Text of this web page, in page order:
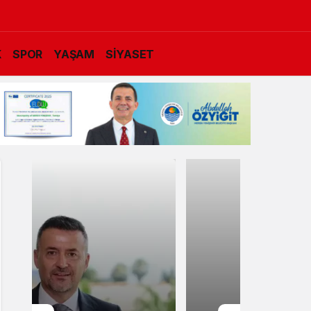
SPOR YAŞAM SİYASET